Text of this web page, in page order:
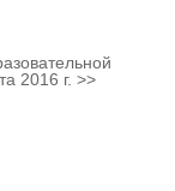
2016 г. >>